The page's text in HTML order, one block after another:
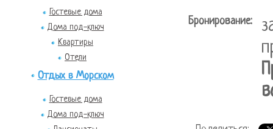
Гостевые дома
Дома под-ключ
Квартиры
Отели
Отдых в Морском
Гостевые дома
Дома под-ключ
Бронирование: